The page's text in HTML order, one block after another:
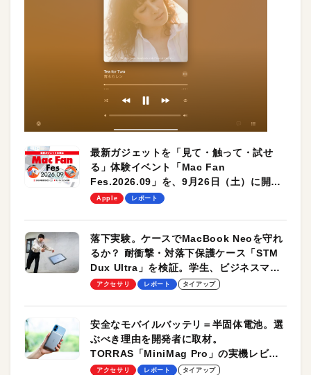
最新ガジェットを「見て・触って・試せ
る」体験イベント「Mac Fan
Fes.2026.09」を、9月26日（土）に開催
します！
Apple レポート
落下実験。ケースでMacBook Neoを守れ
るか？ 耐衝撃・対落下保護ケース「STM
Dux Ultra」を検証。学生、ビジネスマン
のモバイルユースに最適！
アクセサリ レポート タイアップ
安全なモバイルバッテリ＝半固体電池。選
ぶべき理由を開発者に取材。
TORRAS「MiniMag Pro」の実機レビュ
ーも
アクセサリ レポート タイアップ